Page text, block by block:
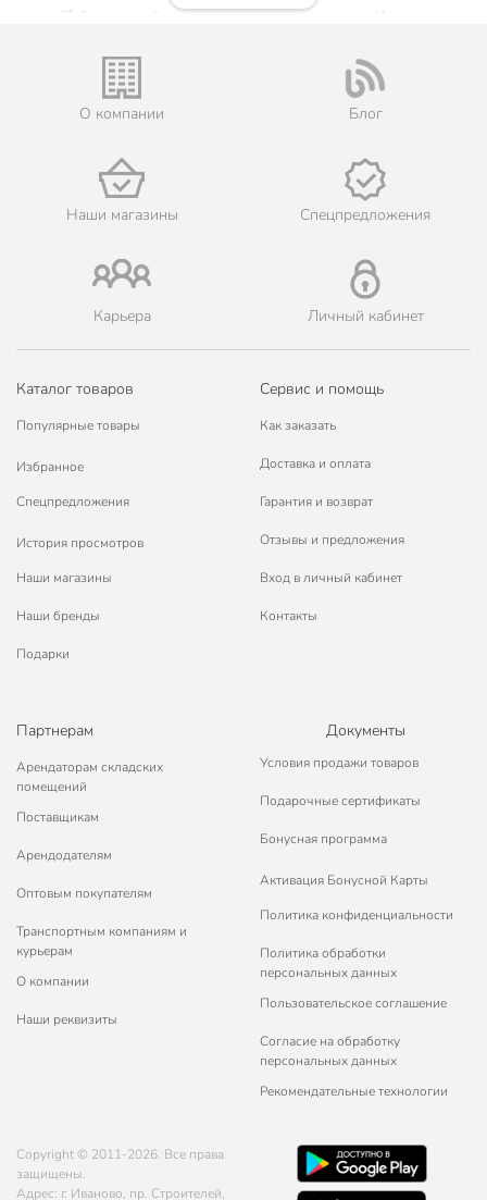
🛒 Бесплатный самовывоз из магазинов города Иваново.
его онлайн на официальном сайте сети магазинов Порядок.
Мы предлагаем бесплатную курьерскую доставку для товара
«стаканы» при заказе от 3000 рублей в такие города, как:
Вичуга, Иваново, Кинешма, Китово, Комсомольск, Лежнево,
Владимир.
💳 Оплата: онлайн на сайте интернет-гипермаркета или
наличными при получении.
📜 Только оригинальная продукция. Интернет-гипермаркет
Порядок - официальный представитель ведущих мировых
марок.
О компании Блог
Наши магазины Спецпредложения
Карьера Личный кабинет
Каталог товаров
Популярные товары
Избранное
Спецпредложения
История просмотров
Наши магазины
Наши бренды
Подарки
Сервис и помощь
Как заказать
Доставка и оплата
Гарантия и возврат
Отзывы и предложения
Вход в личный кабинет
Контакты
Партнерам
Арендаторам складских
помещений
Поставщикам
Арендодателям
Оптовым покупателям
Транспортным компаниям и
курьерам
О компании
Наши реквизиты
Документы
Условия продажи товаров
Подарочные сертификаты
Бонусная программа
Активация Бонусной Карты
Политика конфиденциальности
Политика обработки
персональных данных
Пользовательское соглашение
Согласие на обработку
персональных данных
Рекомендательные технологии
Copyright © 2011-2026. Все права
защищены.
Адрес: г. Иваново, пр. Строителей,